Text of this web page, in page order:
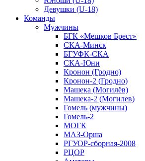
Девушки (U-18)
Команды
Мужчины
БГК «Мешков Брест»
СКА-Минск
БГУФК-СКА
СКА-Юни
Кронон (Гродно)
Кронон-2 (Гродно)
Машека (Могилёв)
Машека-2 (Могилев)
Гомель (мужчины)
Гомель-2
МОГК
МАЗ-Орша
РГУОР-сборная-2008
РЦОР